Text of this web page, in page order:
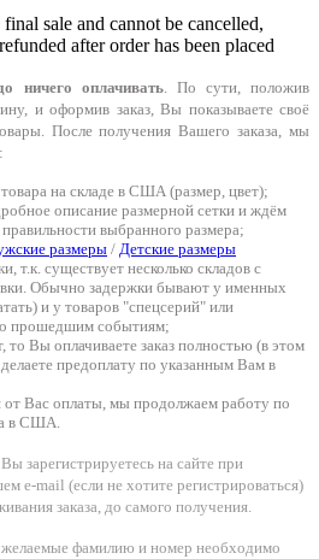
sale and cannot be cancelled,
after order has been placed
ничего оплачивать. По сути, положив
и оформив заказ, Вы показываете своё
После получения Вашего заказа, мы
на складе в США (размер, цвет);
описание размерной сетки и ждём
выбранного размера;
размеры/ Детские размеры
т.к. существует несколько складов с
Обычно задержки бывают у именных
и у товаров "спецсерий" или
прошедшим событиям;
то Вы оплачиваете заказ полностью (в этом
предоплату по указанным Вам в
от Вас оплаты, мы продолжаем работу по
в США.
зарегистрируетесь на сайте при
e-mail (если не хотите регистрироваться)
заказа, до самого получения.
желаемые фамилию и номер необходимо